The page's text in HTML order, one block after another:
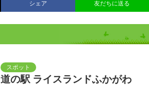
シェア 友だちに送る
道の駅 ライスランドふかがわ